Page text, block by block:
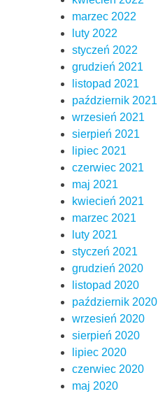
marzec 2022
luty 2022
styczeń 2022
grudzień 2021
listopad 2021
październik 2021
wrzesień 2021
sierpień 2021
lipiec 2021
czerwiec 2021
maj 2021
kwiecień 2021
marzec 2021
luty 2021
styczeń 2021
grudzień 2020
listopad 2020
październik 2020
wrzesień 2020
sierpień 2020
lipiec 2020
czerwiec 2020
maj 2020